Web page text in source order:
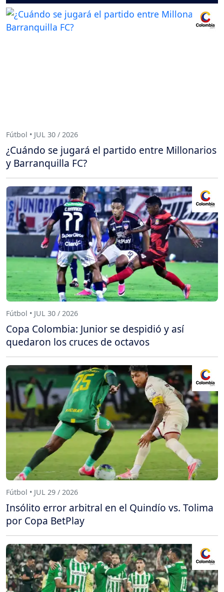
Fútbol • JUL 30 / 2026
¿Cuándo se jugará el partido entre Millonarios
y Barranquilla FC?
Fútbol • JUL 30 / 2026
Copa Colombia: Junior se despidió y así
quedaron los cruces de octavos
Fútbol • JUL 29 / 2026
Insólito error arbitral en el Quindío vs. Tolima
por Copa BetPlay